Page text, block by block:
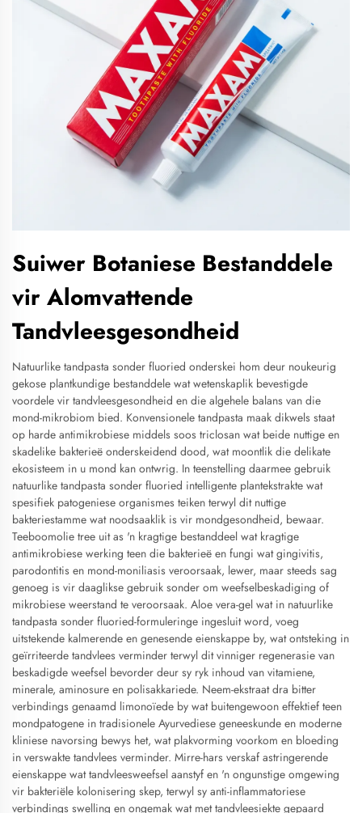
Suiwer Botaniese Bestanddele
vir Alomvattende
Tandvleesgesondheid
Natuurlike tandpasta sonder fluoried onderskei hom deur noukeurig
gekose plantkundige bestanddele wat wetenskaplik bevestigde
voordele vir tandvleesgesondheid en die algehele balans van die
mond-mikrobiom bied. Konvensionele tandpasta maak dikwels staat
op harde antimikrobiese middels soos triclosan wat beide nuttige en
skadelike bakterieë onderskeidend dood, wat moontlik die delikate
ekosisteem in u mond kan ontwrig. In teenstelling daarmee gebruik
natuurlike tandpasta sonder fluoried intelligente plantekstrakte wat
spesifiek patogeniese organismes teiken terwyl dit nuttige
bakteriestamme wat noodsaaklik is vir mondgesondheid, bewaar.
Teeboomolie tree uit as 'n kragtige bestanddeel wat kragtige
antimikrobiese werking teen die bakterieë en fungi wat gingivitis,
parodontitis en mond-moniliasis veroorsaak, lewer, maar steeds sag
genoeg is vir daaglikse gebruik sonder om weefselbeskadiging of
mikrobiese weerstand te veroorsaak. Aloe vera-gel wat in natuurlike
tandpasta sonder fluoried-formuleringe ingesluit word, voeg
uitstekende kalmerende en genesende eienskappe by, wat ontsteking in
geïrriteerde tandvlees verminder terwyl dit vinniger regenerasie van
beskadigde weefsel bevorder deur sy ryk inhoud van vitamiene,
minerale, aminosure en polisakkariede. Neem-ekstraat dra bitter
verbindings genaamd limonoïede by wat buitengewoon effektief teen
mondpatogene in tradisionele Ayurvediese geneeskunde en moderne
kliniese navorsing bewys het, wat plakvorming voorkom en bloeding
in verswakte tandvlees verminder. Mirre-hars verskaf astringerende
eienskappe wat tandvleesweefsel aanstyf en 'n ongunstige omgewing
vir bakteriële kolonisering skep, terwyl sy anti-inflammatoriese
verbindings swelling en ongemak wat met tandvleesiekte gepaard